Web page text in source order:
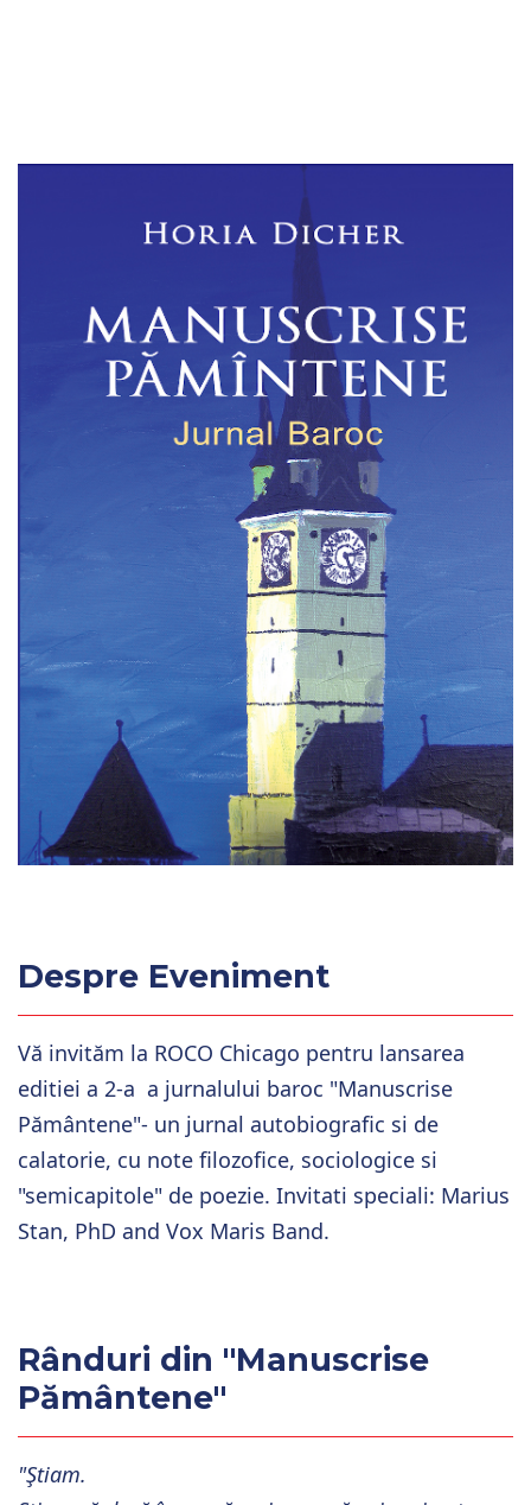
Despre Eveniment
Vă invităm la ROCO Chicago pentru lansarea
editiei a 2-a a jurnalului baroc "Manuscrise
Pământene"- un jurnal autobiografic si de
calatorie, cu note filozofice, sociologice si
"semicapitole" de poezie. Invitati speciali: Marius
Stan, PhD and Vox Maris Band.
Rânduri din "Manuscrise
Pământene"
"Ştiam.